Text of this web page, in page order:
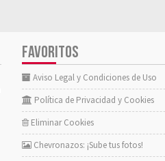
FAVORITOS
Aviso Legal y Condiciones de Uso
Política de Privacidad y Cookies
Eliminar Cookies
Chevronazos: ¡Sube tus fotos!